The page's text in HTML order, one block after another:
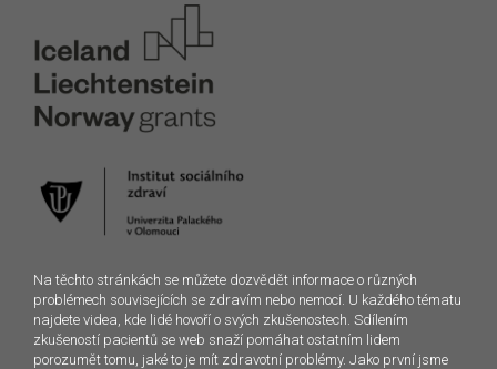
Na těchto stránkách se můžete dozvědět informace o různých
problémech souvisejících se zdravím nebo nemocí. U každého tématu
najdete videa, kde lidé hovoří o svých zkušenostech. Sdílením
zkušeností pacientů se web snaží pomáhat ostatním lidem
porozumět tomu, jaké to je mít zdravotní problémy. Jako první jsme